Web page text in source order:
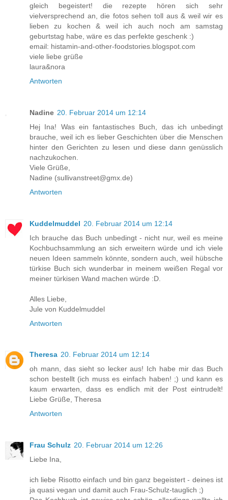
gleich begeistert! die rezepte hören sich sehr
vielversprechend an, die fotos sehen toll aus & weil wir es
lieben zu kochen & weil ich auch noch am samstag
geburtstag habe, wäre es das perfekte geschenk :)
email: histamin-and-other-foodstories.blogspot.com
viele liebe grüße
laura&nora
Antworten
Nadine 20. Februar 2014 um 12:14
Hej Ina! Was ein fantastisches Buch, das ich unbedingt
brauche, weil ich es lieber Geschichten über die Menschen
hinter den Gerichten zu lesen und diese dann genüsslich
nachzukochen.
Viele Grüße,
Nadine (sullivanstreet@gmx.de)
Antworten
Kuddelmuddel 20. Februar 2014 um 12:14
Ich brauche das Buch unbedingt - nicht nur, weil es meine
Kochbuchsammlung an sich erweitern würde und ich viele
neuen Ideen sammeln könnte, sondern auch, weil hübsche
türkise Buch sich wunderbar in meinem weißen Regal vor
meiner türkisen Wand machen würde :D.
Alles Liebe,
Jule von Kuddelmuddel
Antworten
Theresa 20. Februar 2014 um 12:14
oh mann, das sieht so lecker aus! Ich habe mir das Buch
schon bestellt (ich muss es einfach haben! ;) und kann es
kaum erwarten, dass es endlich mit der Post eintrudelt!
Liebe Grüße, Theresa
Antworten
Frau Schulz 20. Februar 2014 um 12:26
Liebe Ina,
ich liebe Risotto einfach und bin ganz begeistert - deines ist
ja quasi vegan und damit auch Frau-Schulz-tauglich ;)